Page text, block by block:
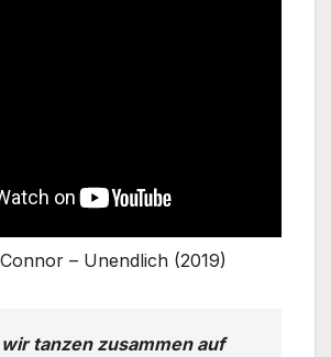
– Unendlich (2019)
tanzen zusammen auf